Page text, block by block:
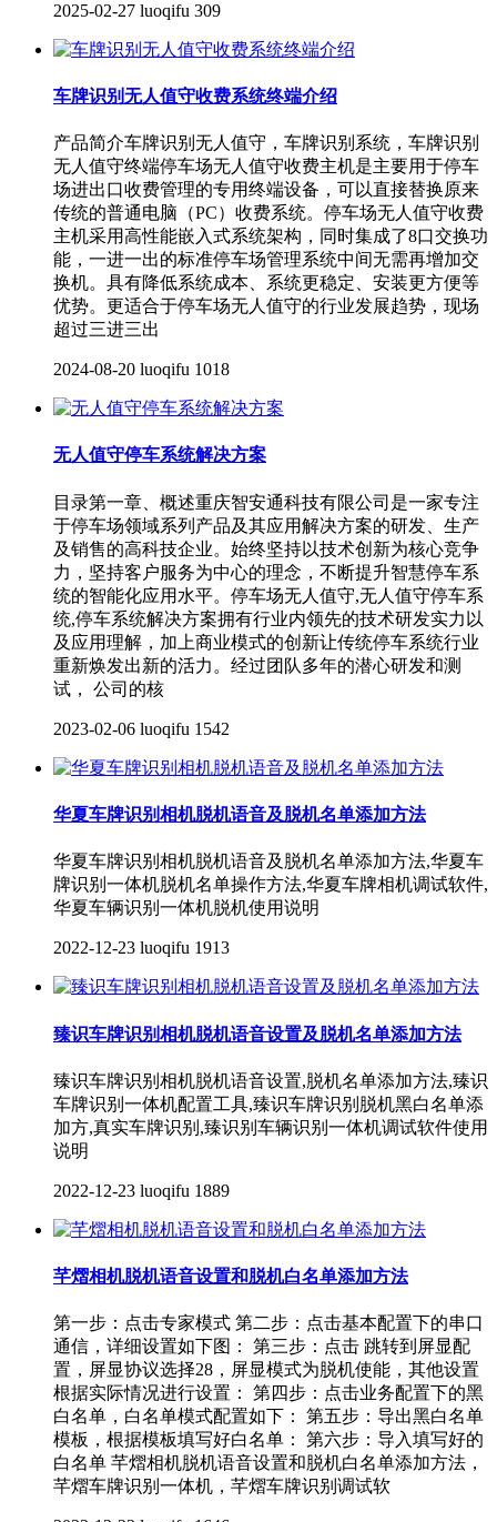
2025-02-27 luoqifu 309
车牌识别无人值守收费系统终端介绍
产品简介车牌识别无人值守，车牌识别系统，车牌识别
无人值守终端停车场无人值守收费主机是主要用于停车
场进出口收费管理的专用终端设备，可以直接替换原来
传统的普通电脑（PC）收费系统。停车场无人值守收费
主机采用高性能嵌入式系统架构，同时集成了8口交换功
能，一进一出的标准停车场管理系统中间无需再增加交
换机。具有降低系统成本、系统更稳定、安装更方便等
优势。更适合于停车场无人值守的行业发展趋势，现场
超过三进三出
2024-08-20 luoqifu 1018
无人值守停车系统解决方案
目录第一章、概述重庆智安通科技有限公司是一家专注
于停车场领域系列产品及其应用解决方案的研发、生产
及销售的高科技企业。始终坚持以技术创新为核心竞争
力，坚持客户服务为中心的理念，不断提升智慧停车系
统的智能化应用水平。停车场无人值守,无人值守停车系
统,停车系统解决方案拥有行业内领先的技术研发实力以
及应用理解，加上商业模式的创新让传统停车系统行业
重新焕发出新的活力。经过团队多年的潜心研发和测
试， 公司的核
2023-02-06 luoqifu 1542
华夏车牌识别相机脱机语音及脱机名单添加方法
华夏车牌识别相机脱机语音及脱机名单添加方法,华夏车
牌识别一体机脱机名单操作方法,华夏车牌相机调试软件,
华夏车辆识别一体机脱机使用说明
2022-12-23 luoqifu 1913
臻识车牌识别相机脱机语音设置及脱机名单添加方法
臻识车牌识别相机脱机语音设置,脱机名单添加方法,臻识
车牌识别一体机配置工具,臻识车牌识别脱机黑白名单添
加方,真实车牌识别,臻识别车辆识别一体机调试软件使用
说明
2022-12-23 luoqifu 1889
芊熠相机脱机语音设置和脱机白名单添加方法
第一步：点击专家模式 第二步：点击基本配置下的串口
通信，详细设置如下图： 第三步：点击 跳转到屏显配
置，屏显协议选择28，屏显模式为脱机使能，其他设置
根据实际情况进行设置： 第四步：点击业务配置下的黑
白名单，白名单模式配置如下： 第五步：导出黑白名单
模板，根据模板填写好白名单： 第六步：导入填写好的
白名单 芊熠相机脱机语音设置和脱机白名单添加方法，
芊熠车牌识别一体机，芊熠车牌识别调试软